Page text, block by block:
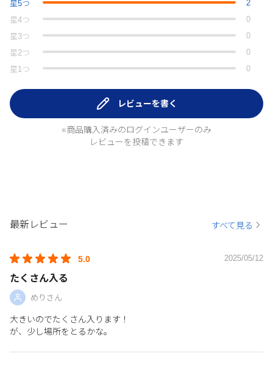
星5つ
2
星4つ
0
星 3つ
0
星 2つ
0
星 1 つ 0
レビューを書く
※商品購入済みのログインユーザーのみ
レビューを投稿できます
最新レビュー すべて見る
5.0 2025/05/12
たくさん入る
めりさん
大きいのでたくさん入ります！
が、少し場所をとるかな。